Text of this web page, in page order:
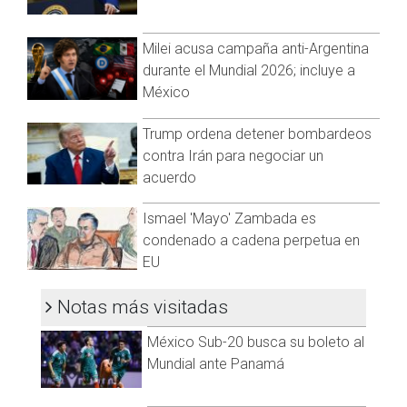
El alcalde de Puebloviejo, Fabián Obispo Borja, quien se
acercó al lugar, dijo que el número de heridos podría superar
los 50. Muchos fueron trasladados, en camionetas,
ambulancias y otro tipo de vehículos, a la Policlínica Ciénaga
"Es una trágica situación que está atravesando el municipio
de Puebloviejo. Le pedimos y le rogamos a Dios que pueda
cuidar la vida de nuestra población", enfatizó el
burgomaestre, en un video grabado desde el lugar.
Fred Jiménez, un gestor social del pueblo, dijo a la prensa
que "los cuerpos están irreconocibles, no se sabe quién es
quedaron ahí".
Una docena de unidades de bomberos, un máquina extintora
y un carro cisterna llegaron al lugar para atender la
emergencia. Tras varios minutos, lograron sofocar el fuego.
Milei acusa campaña anti-Argentina
durante el Mundial 2026; incluye a
México
Trump ordena detener bombardeos
contra Irán para negociar un
acuerdo
Ismael 'Mayo' Zambada es
condenado a cadena perpetua en
EU
Notas más visitadas
México Sub-20 busca su boleto al
Mundial ante Panamá